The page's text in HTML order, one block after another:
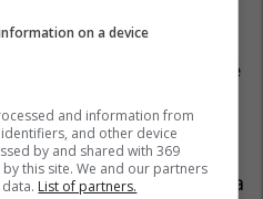
kthehesha nga
një apartament. Dhe një
vonë, Michele u zhduk
familja e saj nuk ka
on a device
and information from
and other device
by and shared with 369
this site. We and our partners
List of partners.